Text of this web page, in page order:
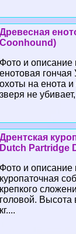
Древесная
Coonhound)
Фото и
енотовая гончая
охоты на енота и
зверя не
Дрентская
Dutch Partridge
Фото и описание
куропаточная
крепкого
головой. Высота
кг....